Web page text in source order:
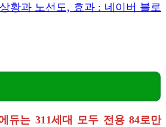
황과 노선도, 효과 : 네이버 블로
듀는 311세대 모두 전용 84로만